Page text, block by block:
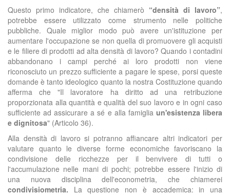
Questo primo indicatore, che chiamerò “densità di lavoro”,
potrebbe essere utilizzato come strumento nelle politiche
pubbliche. Quale miglior modopuò avere un'istituzione per
aumentare l'occupazione se non quella di promuovere gli acquisti
e le filiere di prodotti ad alta densità di lavoro? Quando i contadini
abbandonano i campi perché ai loro prodotti non viene
riconosciuto un prezzo sufficiente a pagare le spese, porsi queste
domande è tanto ideologico quanto la nostra Costituzione quando
afferma che "Il lavoratore ha diritto ad una retribuzione
proporzionata alla quantità e qualità del suo lavoro e in ogni caso
sufficiente ad assicurare a sé e alla famiglia un'esistenza libera
e dignitosa" (Articolo 36).
Alla densità di lavoro si potranno affiancare altri indicatori per
valutare quanto le diverse forme economiche favoriscano la
condivisione delle ricchezze per il benvivere di tutti o
l'accumulazione nelle mani di pochi; potrebbe essere l'inizio di
una nuova disciplina dell'econometria, che chiamerei
condivisiometria. La questione non è accademica: in una